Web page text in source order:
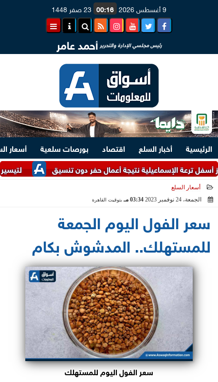
9 أغسطس 2026 00:16 23 صفر 1448
رئيس مجلسي الإدارة والتحرير أحمد عامر
الرئيسية أخبار السلع اقتصاد بورصات سلعية
أسعار
لتيسير الإجراءات..
الإسماعيلية نتيجة أعمال حفر دون تنسيق
أسعار السلع
الجمعة، 24 نوفمبر 2023
03:34 مـ بتوقيت القاهرة
سعر الفول اليوم الجمعة
للمستهلك.. المدشوش بكام
سعر الفول اليوم للمستهلك